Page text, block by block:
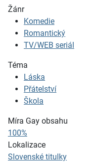
Žánr
Komedie
Romantický
TV/WEB seriál
Téma
Láska
Přátelství
Škola
Míra Gay obsahu
100%
Lokalizace
Slovenské titulky